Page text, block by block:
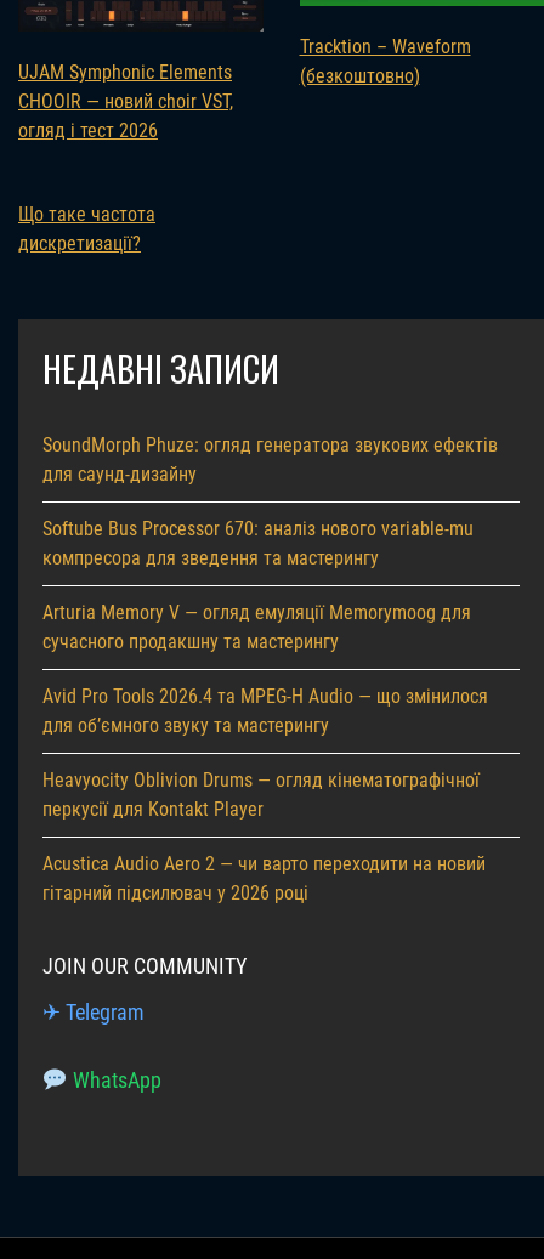
UJAM Symphonic Elements
CHOOIR — новий choir VST,
огляд і тест 2026
Tracktion – Waveform
(безкоштовно)
Що таке частота
дискретизації?
НЕДАВНІ ЗАПИСИ
SoundMorph Phuze: огляд генератора звукових ефектів
для саунд-дизайну
Softube Bus Processor 670: аналіз нового variable-mu
компресора для зведення та мастерингу
Arturia Memory V — огляд емуляції Memorymoog для
сучасного продакшну та мастерингу
Avid Pro Tools 2026.4 та MPEG-H Audio — що змінилося
для об’ємного звуку та мастерингу
Heavyocity Oblivion Drums — огляд кінематографічної
перкусії для Kontakt Player
Acustica Audio Aero 2 — чи варто переходити на новий
гітарний підсилювач у 2026 році
JOIN OUR COMMUNITY
✈ Telegram
WhatsApp